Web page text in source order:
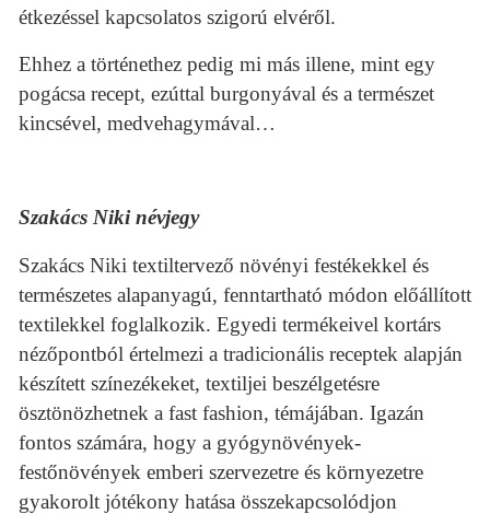
étkezéssel kapcsolatos szigorú elvéről.
Ehhez a történethez pedig mi más illene, mint egy
pogácsa recept, ezúttal burgonyával és a természet
kincsével, medvehagymával…
Szakács Niki névjegy
Szakács Niki textiltervező növényi festékekkel és
természetes alapanyagú, fenntartható módon előállított
textilekkel foglalkozik. Egyedi termékeivel kortárs
nézőpontból értelmezi a tradicionális receptek alapján
készített színezékeket, textiljei beszélgetésre
ösztönözhetnek a fast fashion, témájában. Igazán
fontos számára, hogy a gyógynövények-
festőnövények emberi szervezetre és környezetre
gyakorolt jótékony hatása összekapcsolódjon